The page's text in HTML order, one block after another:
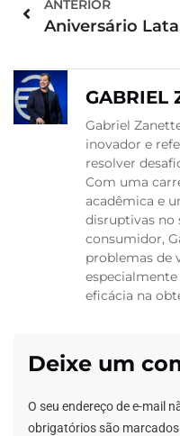
ANTERIOR
GABRIEL
Gabriel
inovador e
resolver
Com uma
acadêmica e
disruptivas no
consumidor,
problemas de
eficácia na
Deixe um
O seu endereço de e-mail
obrigatórios são